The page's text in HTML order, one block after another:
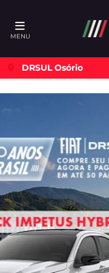
MENU
DRSUL Osório